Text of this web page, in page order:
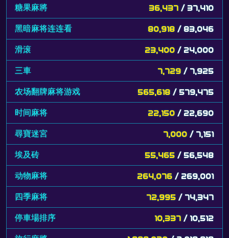
糖果麻將 36,437 / 37,410
黑暗麻将连连看 80,918 / 83,046
滑滚 23,400 / 24,000
三車 7,729 / 7,925
农场翻牌麻将游戏 565,618 / 579,475
时间麻将 22,150 / 22,690
尋寶迷宮 7,000 / 7,151
埃及砖 55,465 / 56,548
动物麻将 264,076 / 269,001
四季麻将 72,995 / 74,347
停車場排序 10,337 / 10,512